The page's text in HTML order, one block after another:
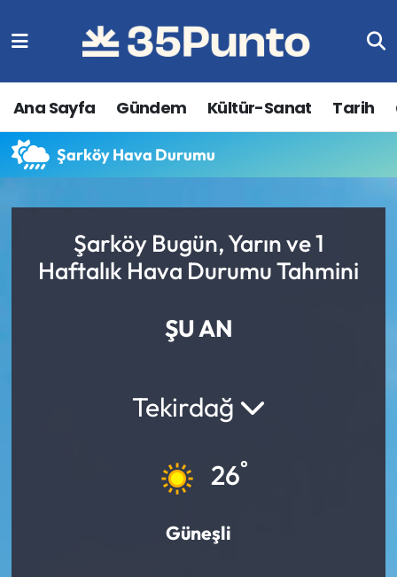
Ana Sayfa Gündem Kültür-Sanat Tarih
Şarköy Hava Durumu
Şarköy Bugün, Yarın ve 1
Haftalık Hava Durumu Tahmini
ŞU AN
Tekirdağ
26°
Güneşli